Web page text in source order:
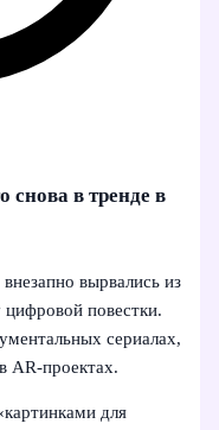
снова в тренде в
вырвались из
повестки.
сериалах,
AR-проектах.
для